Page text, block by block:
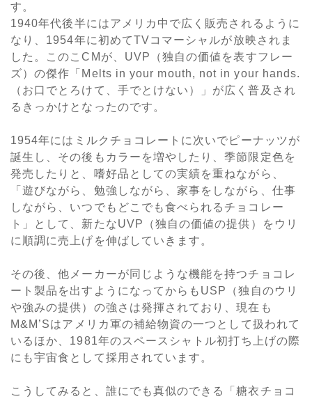
す。
1940年代後半にはアメリカ中で広く販売されるように
なり、1954年に初めてTVコマーシャルが放映されま
した。このこCMが、UVP（独自の価値を表すフレー
ズ）の傑作「Melts in your mouth, not in your hands.
（お口でとろけて、手でとけない）」が広く普及され
るきっかけとなったのです。
1954年にはミルクチョコレートに次いでピーナッツが
誕生し、その後もカラーを増やしたり、季節限定色を
発売したりと、嗜好品としての実績を重ねながら、
「遊びながら、勉強しながら、家事をしながら、仕事
しながら、いつでもどこでも食べられるチョコレー
ト」として、新たなUVP（独自の価値の提供）をウリ
に順調に売上げを伸ばしていきます。
その後、他メーカーが同じような機能を持つチョコレ
ート製品を出すようになってからもUSP（独自のウリ
や強みの提供）の強さは発揮されており、現在も
M&M’Sはアメリカ軍の補給物資の一つとして扱われて
いるほか、1981年のスペースシャトル初打ち上げの際
にも宇宙食として採用されています。
こうしてみると、誰にでも真似のできる「糖衣チョコ